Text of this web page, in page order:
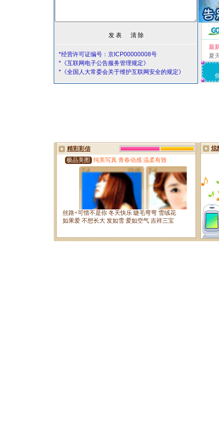
*经营许可证编号：京ICP00000008号
*《互联网电子公告服务管理规定》
*《全国人大常委会关于维护互联网安全的规定》
最
夏